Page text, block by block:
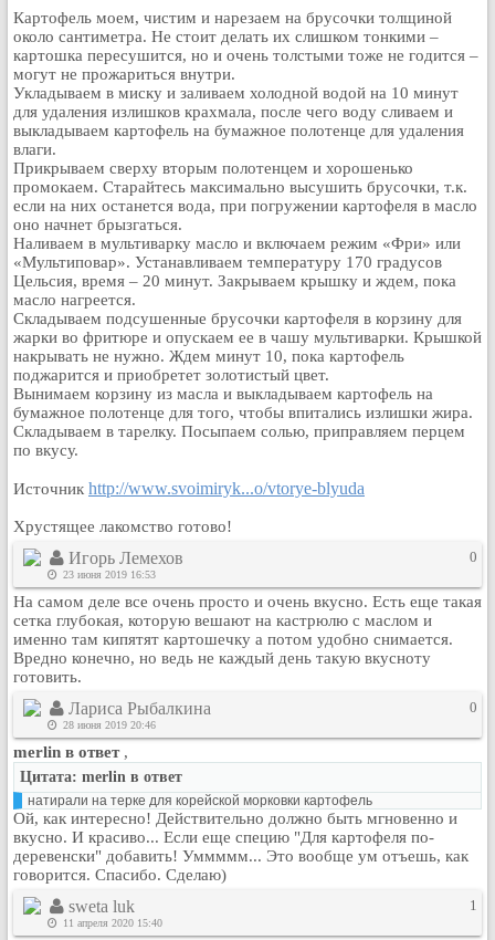
Картофель моем, чистим и нарезаем на брусочки толщиной
около сантиметра. Не стоит делать их слишком тонкими –
картошка пересушится, но и очень толстыми тоже не годится –
могут не прожариться внутри.
Укладываем в миску и заливаем холодной водой на 10 минут
для удаления излишков крахмала, после чего воду сливаем и
выкладываем картофель на бумажное полотенце для удаления
влаги.
Прикрываем сверху вторым полотенцем и хорошенько
промокаем. Старайтесь максимально высушить брусочки, т.к.
если на них останется вода, при погружении картофеля в масло
оно начнет брызгаться.
Наливаем в мультиварку масло и включаем режим «Фри» или
«Мультиповар». Устанавливаем температуру 170 градусов
Цельсия, время – 20 минут. Закрываем крышку и ждем, пока
масло нагреется.
Складываем подсушенные брусочки картофеля в корзину для
жарки во фритюре и опускаем ее в чашу мультиварки. Крышкой
накрывать не нужно. Ждем минут 10, пока картофель
поджарится и приобретет золотистый цвет.
Вынимаем корзину из масла и выкладываем картофель на
бумажное полотенце для того, чтобы впитались излишки жира.
Складываем в тарелку. Посыпаем солью, приправляем перцем
по вкусу.
Источник http://www.svoimiryk...o/vtorye-blyuda
Хрустящее лакомство готово!
Игорь Лемехов
23 июня 2019 16:53
0
На самом деле все очень просто и очень вкусно. Есть еще такая
сетка глубокая, которую вешают на кастрюлю с маслом и
именно там кипятят картошечку а потом удобно снимается.
Вредно конечно, но ведь не каждый день такую вкусноту
готовить.
Лариса Рыбалкина
28 июня 2019 20:46
0
merlin в ответ ,
Цитата: merlin в ответ
натирали на терке для корейской морковки картофель
Ой, как интересно! Действительно должно быть мгновенно и
вкусно. И красиво... Если еще специю "Для картофеля по-
деревенски" добавить! Уммммм... Это вообще ум отъешь, как
говорится. Спасибо. Сделаю)
sweta luk
11 апреля 2020 15:40
1